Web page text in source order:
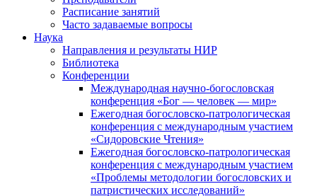
Расписание занятий
Часто задаваемые вопросы
Наука
Направления и результаты НИР
Библиотека
Конференции
Международная научно-богословская
конференция «Бог — человек — мир»
Ежегодная богословско-патрологическая
конференция с международным участием
«Сидоровские Чтения»
Ежегодная богословско-патрологическая
конференция с международным участием
«Проблемы методологии богословских и
патристических исследований»